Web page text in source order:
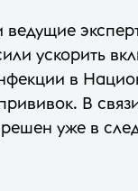
ведущие
ускорить
в
В
уже в